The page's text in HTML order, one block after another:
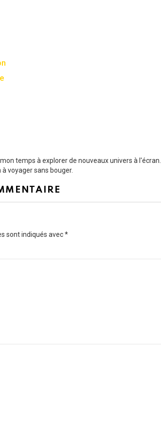
temps à explorer de nouveaux univers à l'écran.
voyager sans bouger.
sont indiqués avec*